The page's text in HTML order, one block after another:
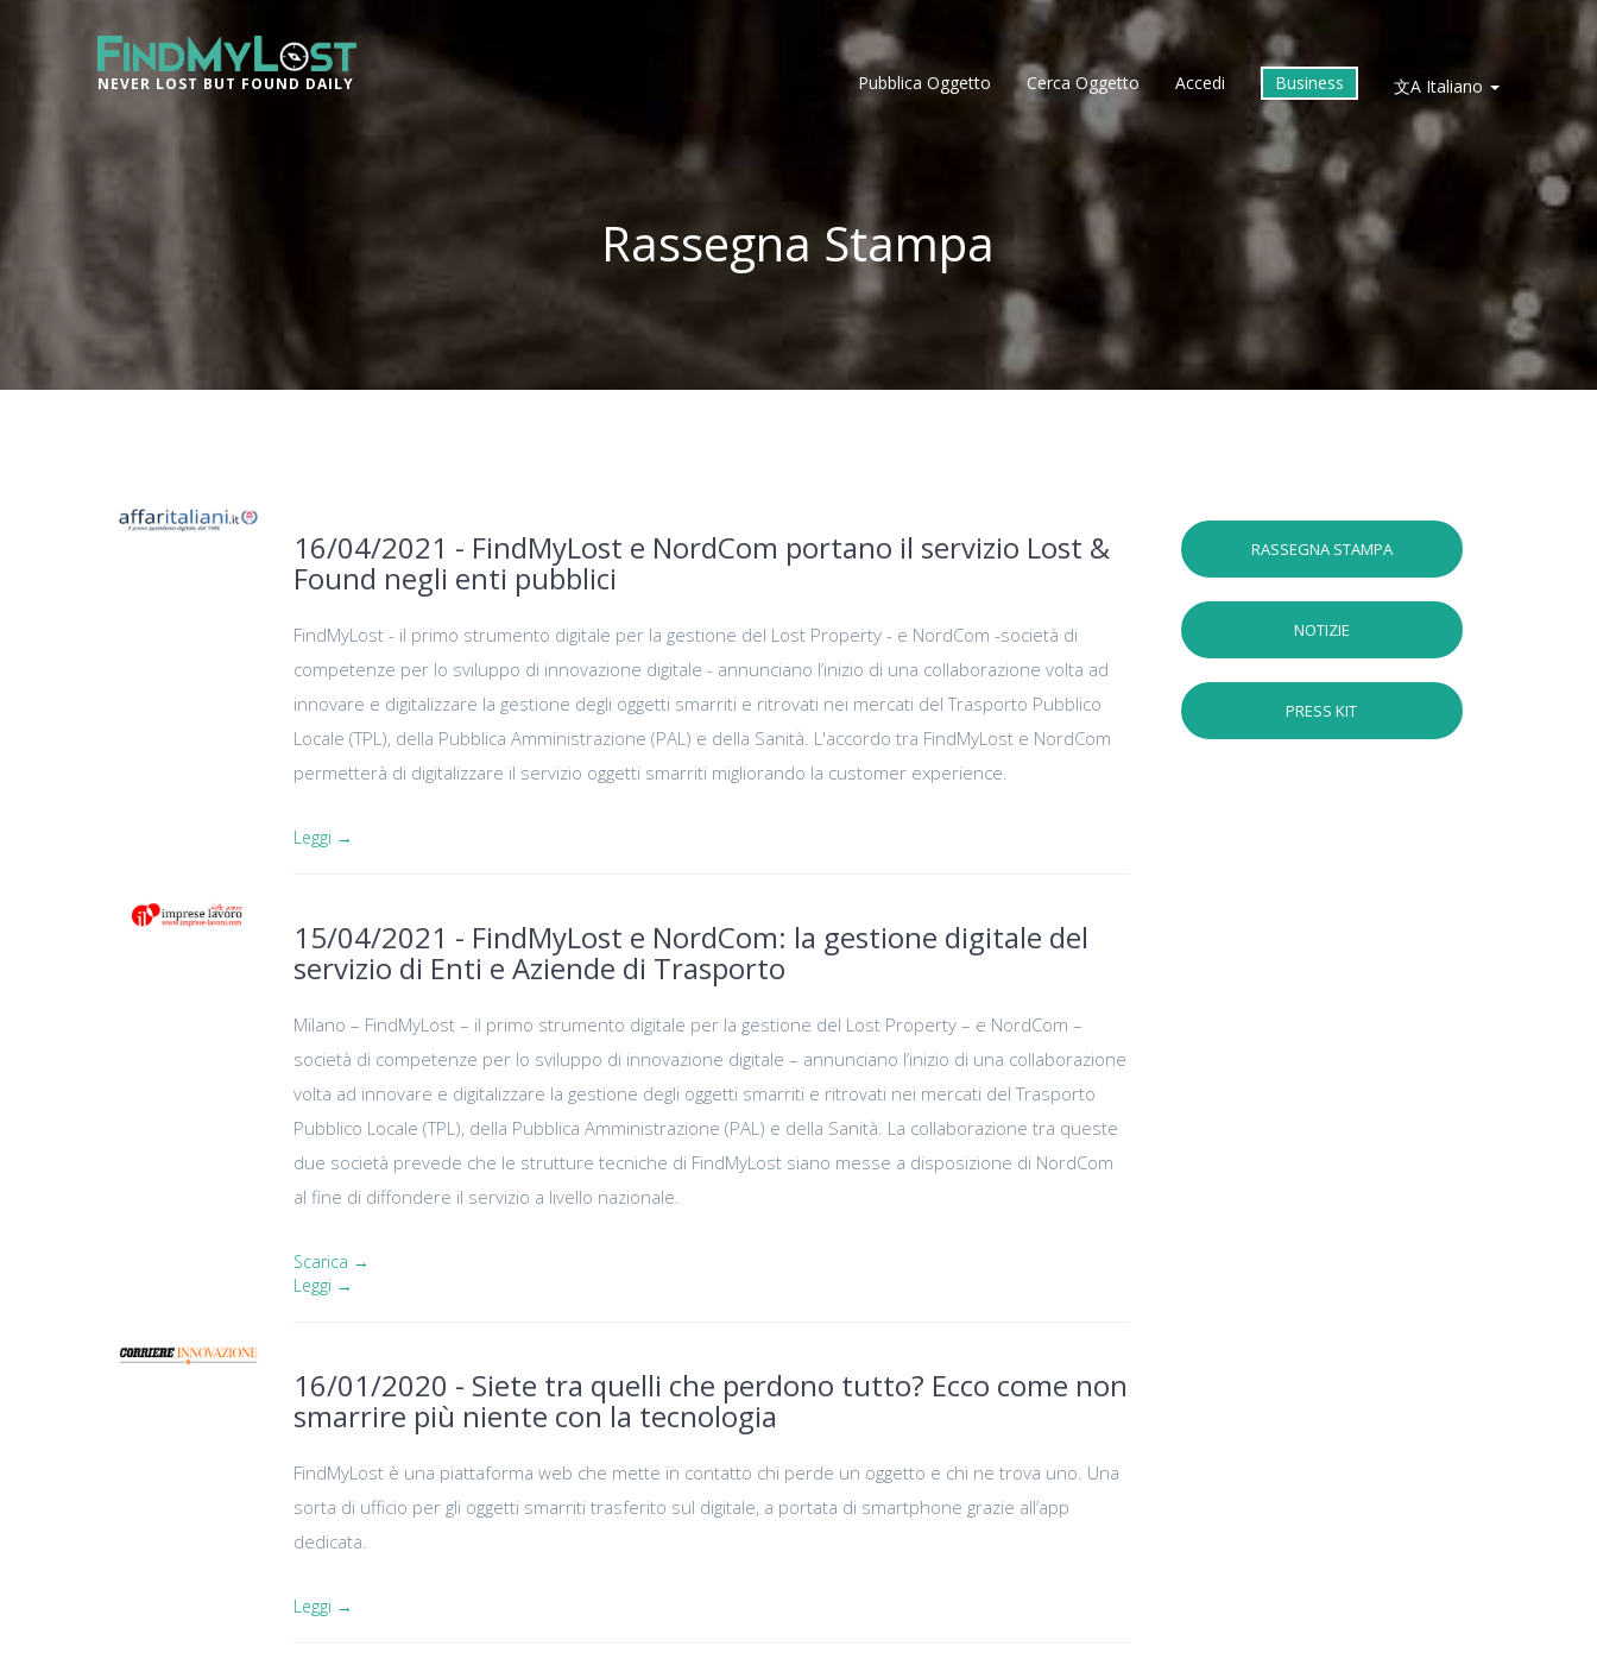
NEVER LOST BUT FOUND DAILY Pubblica Oggetto Cerca Oggetto Accedi Business 文AItaliano
Rassegna Stampa
16/04/2021 - FindMyLost e NordCom portano il servizio Lost &
Found negli enti pubblici
FindMyLost - il primo strumento digitale per la gestione del Lost Property - e NordCom -società di
competenze per lo sviluppo di innovazione digitale - annunciano l’inizio di una collaborazione volta ad
innovare e digitalizzare la gestione degli oggetti smarriti e ritrovati nei mercati del Trasporto Pubblico
Locale (TPL), della Pubblica Amministrazione (PAL) e della Sanità. L'accordo tra FindMyLost e NordCom
permetterà di digitalizzare il servizio oggetti smarriti migliorando la customer experience.
Leggi →
15/04/2021 - FindMyLost e NordCom: la gestione digitale del
servizio di Enti e Aziende di Trasporto
Milano – FindMyLost – il primo strumento digitale per la gestione del Lost Property – e NordCom –
società di competenze per lo sviluppo di innovazione digitale – annunciano l’inizio di una collaborazione
volta ad innovare e digitalizzare la gestione degli oggetti smarriti e ritrovati nei mercati del Trasporto
Pubblico Locale (TPL), della Pubblica Amministrazione (PAL) e della Sanità. La collaborazione tra queste
due società prevede che le strutture tecniche di FindMyLost siano messe a disposizione di NordCom
al fine di diffondere il servizio a livello nazionale.
Scarica →
Leggi →
16/01/2020 - Siete tra quelli che perdono tutto? Ecco come non
smarrire più niente con la tecnologia
FindMyLost è una piattaforma web che mette in contatto chi perde un oggetto e chi ne trova uno. Una
sorta di ufficio per gli oggetti smarriti trasferito sul digitale, a portata di smartphone grazie all’app
dedicata.
Leggi →
RASSEGNA STAMPA
NOTIZIE
PRESS KIT